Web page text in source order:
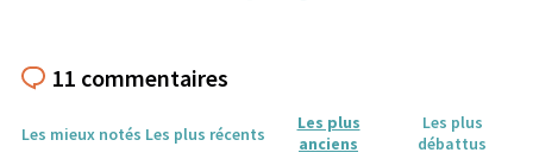
11 commentaires
Les mieux notés Les plus récents
Les plus
anciens
Les plus
débattus